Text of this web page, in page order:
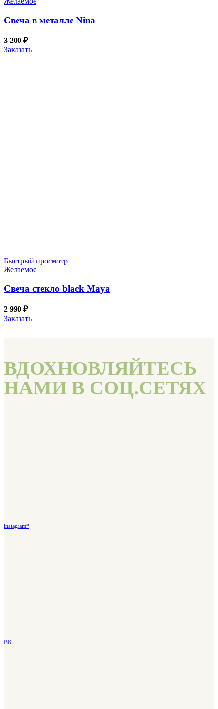
Свеча в металле Nina
3 200 ₽
Заказать
Быстрый просмотр
Желаемое
Свеча стекло black Maya
2 990 ₽
Заказать
ВДОХНОВЛЯЙТЕСЬ
НАМИ В СОЦ.СЕТЯХ
instagram*
ВК